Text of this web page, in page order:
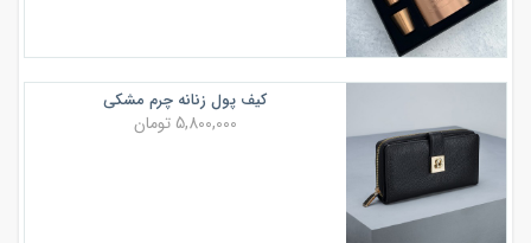
کیف پول زنانه چرم مشکی
5,800,000 تومان